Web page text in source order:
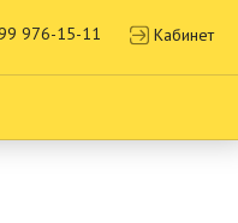
976-15-11 Кабинет